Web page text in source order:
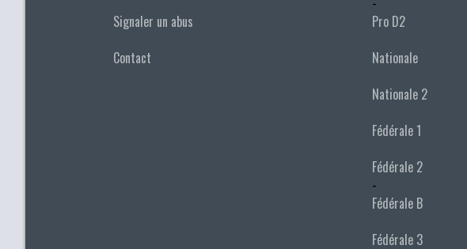
Signaler un abus
Contact
Pro D2
Nationale
Nationale 2
Fédérale 1
Fédérale 2
-
Fédérale B
Fédérale 3